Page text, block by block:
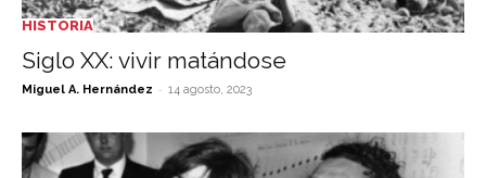
HISTORIA
Siglo XX: vivir matándose
Miguel A. Hernández - 14 agosto, 2023